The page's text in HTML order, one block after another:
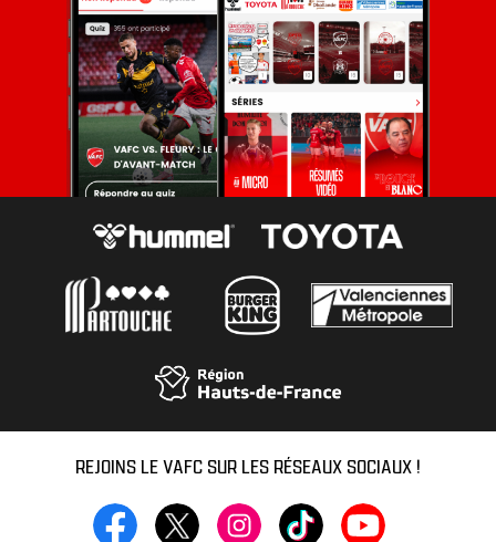
REJOINS LE VAFC SUR LES RÉSEAUX SOCIAUX !